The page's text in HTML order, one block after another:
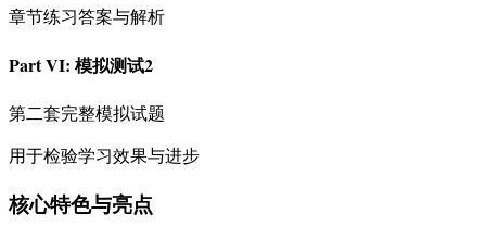
章节练习答案与解析
Part VI: 模拟测试2
第二套完整模拟试题
用于检验学习效果与进步
核心特色与亮点